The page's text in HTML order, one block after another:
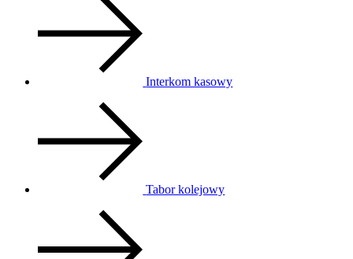
Interkom kasowy
Tabor kolejowy